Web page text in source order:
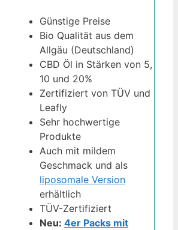
Günstige Preise
Bio Qualität aus dem
Allgäu (Deutschland)
CBD Öl in Stärken von 5,
10 und 20%
Zertifiziert von TÜV und
Leafly
Sehr hochwertige
Produkte
Auch mit mildem
Geschmack und als
liposomale Version
erhältlich
TÜV-Zertifiziert
Neu: 4er Packs mit